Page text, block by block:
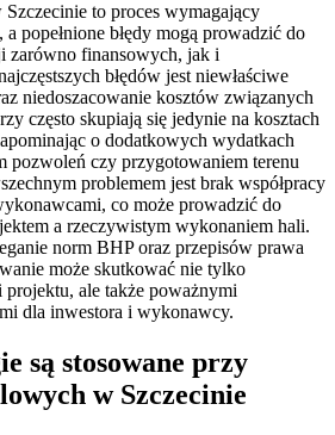
to proces wymagający
a popełnione błędy mogą prowadzić do
zarówno finansowych, jak i
błędów jest niewłaściwe
niedoszacowanie kosztów związanych
często skupiają się jedynie na kosztach
o dodatkowych wydatkach
pozwoleń czy przygotowaniem terenu
problemem jest brak współpracy
co może prowadzić do
a rzeczywistym wykonaniem hali.
norm BHP oraz przepisów prawa
może skutkować nie tylko
ale także poważnymi
dla inwestora i wykonawcy.
są stosowane przy
w Szczecinie